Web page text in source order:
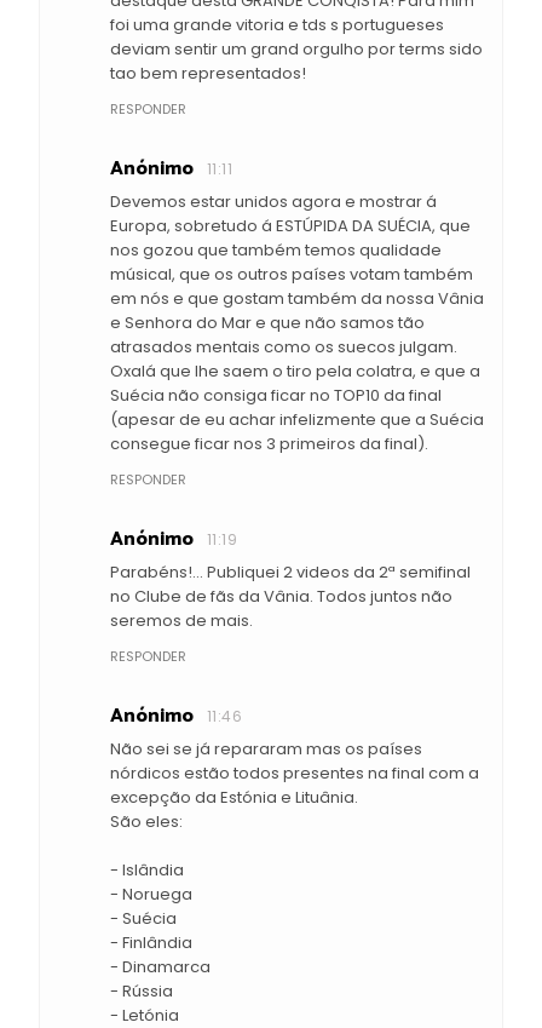
foi uma grande vitoria e tds s portugueses
deviam sentir um grand orgulho por terms sido
tao bem representados!
RESPONDER
Anónimo 11:11
Devemos estar unidos agora e mostrar á
Europa, sobretudo á ESTÚPIDA DA SUÉCIA, que
nos gozou que também temos qualidade
músical, que os outros países votam também
em nós e que gostam também da nossa Vânia
e Senhora do Mar e que não samos tão
atrasados mentais como os suecos julgam.
Oxalá que lhe saem o tiro pela colatra, e que a
Suécia não consiga ficar no TOP10 da final
(apesar de eu achar infelizmente que a Suécia
consegue ficar nos 3 primeiros da final).
RESPONDER
Anónimo 11:19
Parabéns!... Publiquei 2 videos da 2ª semifinal
no Clube de fãs da Vânia. Todos juntos não
seremos de mais.
RESPONDER
Anónimo 11:46
Não sei se já repararam mas os países
nórdicos estão todos presentes na final com a
excepção da Estónia e Lituânia.
São eles:
- Islândia
- Noruega
- Suécia
- Finlândia
- Dinamarca
- Rússia
- Letónia